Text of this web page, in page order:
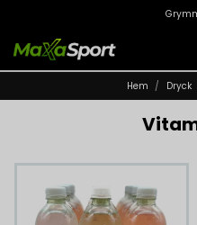
Hem Dryck